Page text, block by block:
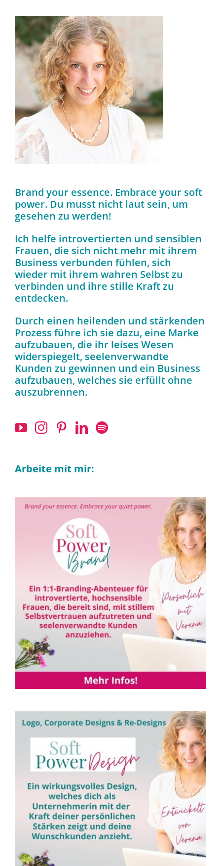
Brand your essence. Embrace your soft
power. Du musst nicht laut sein, um
gesehen zu werden!
Ich helfe introvertierten und sensiblen
Frauen, die sich nicht mehr mit ihrem
Business verbunden fühlen, sich
wieder mit ihrem wahren Selbst zu
verbinden und ihre stille Kraft zu
entdecken.
Durch einen heilenden und stärkenden
Prozess führe ich sie dazu, eine Marke
aufzubauen, die ihr leises Wesen
widerspiegelt, seelenverwandte
Kunden zu gewinnen und ein Business
aufzubauen, welches sie erfüllt ohne
auszubrennen.
Arbeite mit mir: